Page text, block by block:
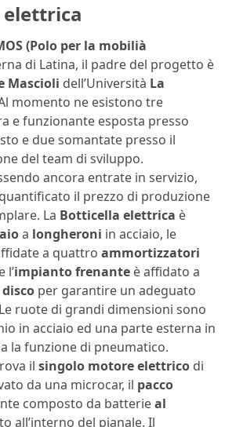
elettrica
(Polo per la mobilià
di Latina, il padre del progetto è
Mascioli dell’Università La
momento ne esistono tre
e funzionante esposta presso
e due somantate presso il
del team di sviluppo.
ancora entrate in servizio,
il prezzo di produzione
La Botticella elettrica è
a longheroni in acciaio, le
a quattro ammortizzatori
l’impianto frenante è affidato a
per garantire un adeguato
ruote di grandi dimensioni sono
in acciaio ed una parte esterna in
la funzione di pneumatico.
il singolo motore elettrico di
da una microcar, il pacco
composto da batterieal
all’interno del pianale. Il